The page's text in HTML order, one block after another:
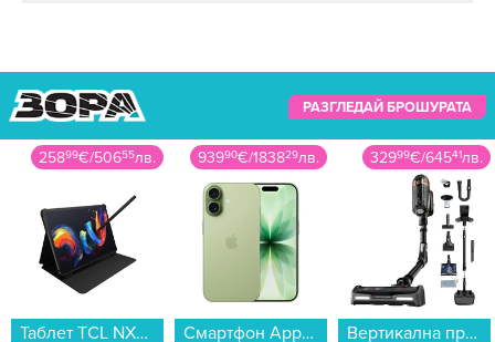
РАЗГЛЕДАЙ БРОШУРАТА
25899€/50655лв.
Таблет TCL NXTPAPER 11 PLUS 256/8 GREY , 256 GB, 8 GB...
93990€/183829лв.
Смартфон Apple iPhone 17 256GB Sage mg6n4 , 256 GB, 8 GB...
32999€/64541лв.
Вертикална прахосмукачка Rowenta RH99G1WO...